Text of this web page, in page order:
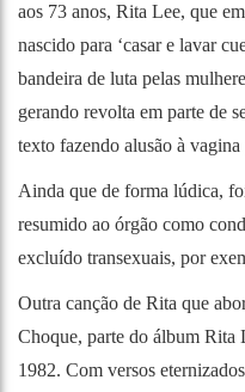
aos 73 anos, Rita Lee, que
nascido para ‘casar e lavar
bandeira de luta pelas
gerando revolta em parte de
texto fazendo alusão à
Ainda que de forma lúdica,
resumido ao órgão como
excluído transexuais, por
Outra canção de Rita que
Choque, parte do álbum Rita
1982. Com versos